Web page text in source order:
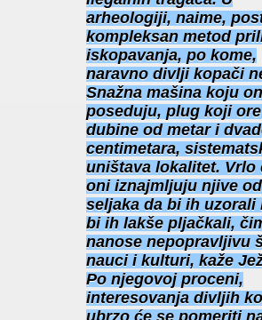
arheologiji, naime,
kompleksan metod
iskopavanja, po kome,
naravno divlji kopači
Snažna mašina koju
poseduju, plug koji
dubine od metar i
centimetara,
uništava lokalitet. Vrlo
oni iznajmljuju njive od
seljaka da bi ih uzorali
bi ih lakše pljačkali,
nanose nepopravljivu
nauci i kulturi, kaže
Po njegovoj proceni,
interesovanja divljih
ubrzo će se pomeriti